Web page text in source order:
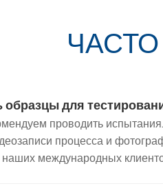
для
проводить
процесса и
международных